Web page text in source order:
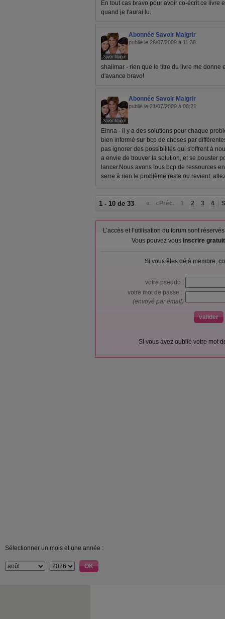
En tout cas bravo pour avoir co-écrit ce livre
quand je l'aurai lu.
Abonnée Savoir Maigrir
publié le 26/07/2009 à 11:38
shalimar - rien que le titre du livre me donne
d'avance bravo!
Abonnée Savoir Maigrir
publié le 21/07/2009 à 08:21
Einna - il y a des solutions pour chaque
bien informé sur bcp de choses par
pas ignorer des possibilités qui s'offrent à
a envie de trouver la solution, et se bouster
lancer.Nous avons tous bcp de ressources
serre à rien le problème reste ou revient.
1 - 10 de 33 « ‹ Préc. 1 2 3 4
L’accès et l’utilisation du forum sont
Vous pouvez vous inscrire
Si vous êtes déjà membre,
votre pseudo :
votre mot de passe :
(envoyé par email)
Si vous avez oublié votre mot
Sélectionner un mois et une année :